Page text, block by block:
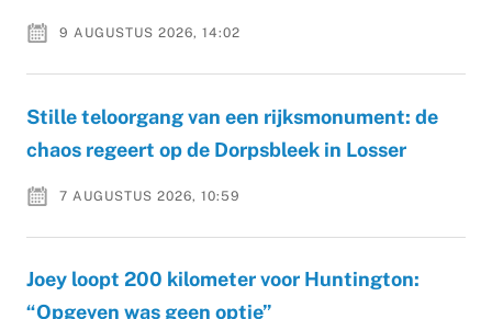
9 AUGUSTUS 2026, 14:02
Stille teloorgang van een rijksmonument: de
chaos regeert op de Dorpsbleek in Losser
7 AUGUSTUS 2026, 10:59
Joey loopt 200 kilometer voor Huntington:
“Opgeven was geen optie”